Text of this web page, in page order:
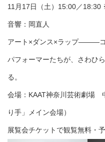
11月17日（土）15:00／
音響：岡直人
アート×ダンス×ラップ———コ
パフォーマーたちが、さわひ
る。
会場：KAAT神奈川芸術劇場
り手」メイン会場）
展覧会チケットで観覧無料・